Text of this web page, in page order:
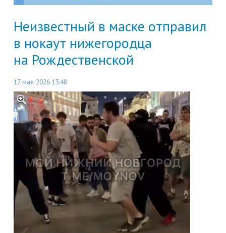
Неизвестный в маске отправил
в нокаут нижегородца
на Рождественской
17 мая 2026 13:48